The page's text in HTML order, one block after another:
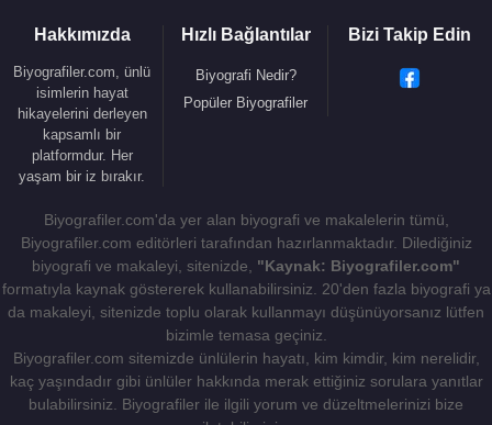
Hakkımızda
Biyografiler.com, ünlü
isimlerin hayat
hikayelerini derleyen
kapsamlı bir
platformdur. Her
yaşam bir iz bırakır.
Hızlı Bağlantılar
Biyografi Nedir?
Popüler Biyografiler
Bizi Takip Edin
Biyografiler.com'da yer alan biyografi ve makalelerin tümü,
Biyografiler.com editörleri tarafından hazırlanmaktadır. Dilediğiniz
biyografi ve makaleyi, sitenizde, "Kaynak: Biyografiler.com"
formatıyla kaynak göstererek kullanabilirsiniz. 20'den fazla biyografi ya
da makaleyi, sitenizde toplu olarak kullanmayı düşünüyorsanız lütfen
bizimle temasa geçiniz.
Biyografiler.com sitemizde ünlülerin hayatı, kim kimdir, kim nerelidir,
kaç yaşındadır gibi ünlüler hakkında merak ettiğiniz sorulara yanıtlar
bulabilirsiniz. Biyografiler ile ilgili yorum ve düzeltmelerinizi bize